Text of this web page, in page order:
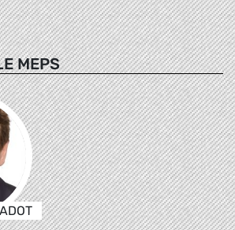
MEPS